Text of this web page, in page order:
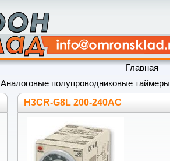
Главная
Аналоговые полупроводниковые таймеры
H3CR-G8L 200-240AC